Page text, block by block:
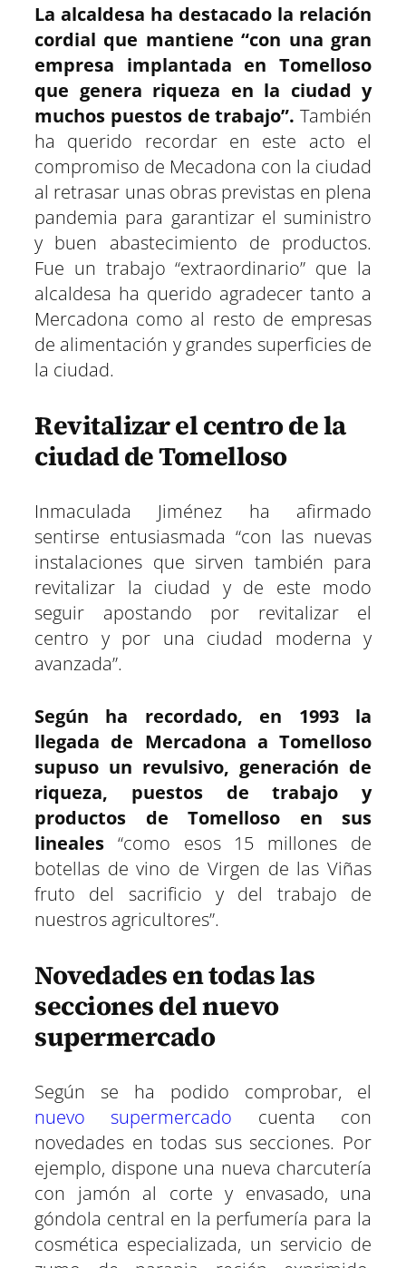
La alcaldesa ha destacado la relación
cordial que mantiene “con una gran
empresa implantada en Tomelloso
que genera riqueza en la ciudad y
muchos puestos de trabajo”. También
ha querido recordar en este acto el
compromiso de Mecadona con la ciudad
al retrasar unas obras previstas en plena
pandemia para garantizar el suministro
y buen abastecimiento de productos.
Fue un trabajo “extraordinario” que la
alcaldesa ha querido agradecer tanto a
Mercadona como al resto de empresas
de alimentación y grandes superficies de
la ciudad.
Revitalizar el centro de la
ciudad de Tomelloso
Inmaculada Jiménez ha afirmado
sentirse entusiasmada “con las nuevas
instalaciones que sirven también para
revitalizar la ciudad y de este modo
seguir apostando por revitalizar el
centro y por una ciudad moderna y
avanzada”.
Según ha recordado, en 1993 la
llegada de Mercadona a Tomelloso
supuso un revulsivo, generación de
riqueza, puestos de trabajo y
productos de Tomelloso en sus
lineales “como esos 15 millones de
botellas de vino de Virgen de las Viñas
fruto del sacrificio y del trabajo de
nuestros agricultores”.
Novedades en todas las
secciones del nuevo
supermercado
Según se ha podido comprobar, el
nuevo supermercado cuenta con
novedades en todas sus secciones. Por
ejemplo, dispone una nueva charcutería
con jamón al corte y envasado, una
góndola central en la perfumería para la
cosmética especializada, un servicio de